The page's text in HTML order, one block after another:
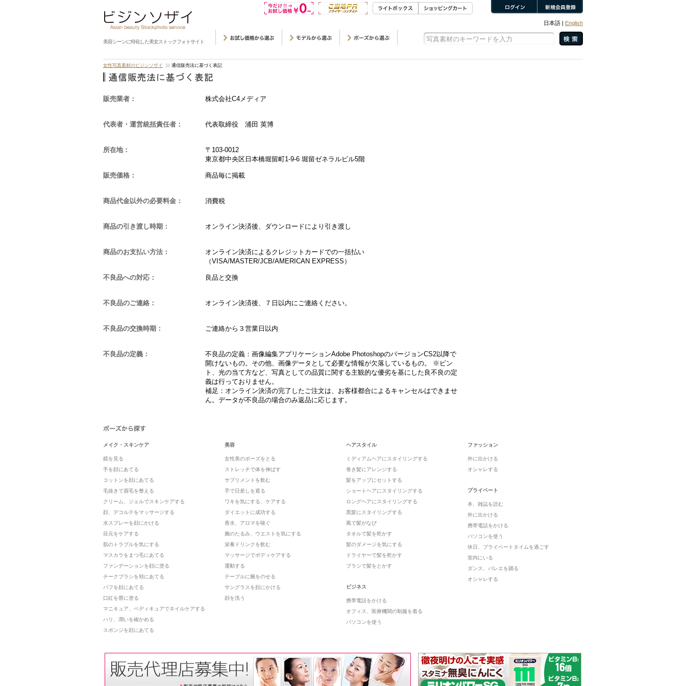
美容シーンに特化した美女ストックフォトサイト
日本語 | English
女性写真素材のビジンソザイ 通信販売法に基づく表記
販売業者： 株式会社C4メディア
代表者・運営統括責任者： 代表取締役 浦田 英博
所在地：
〒103-0012
東京都中央区日本橋堀留町1-9-6 堀留ゼネラルビル5階
販売価格： 商品毎に掲載
商品代金以外の必要料金： 消費税
商品の引き渡し時期： オンライン決済後、ダウンロードにより引き渡し
商品のお支払い方法：
オンライン決済によるクレジットカードでの一括払い
（VISA/MASTER/JCB/AMERICAN EXPRESS）
不良品への対応： 良品と交換
不良品のご連絡： オンライン決済後、７日以内にご連絡ください。
不良品の交換時期： ご連絡から３営業日以内
不良品の定義：
不良品の定義：画像編集アプリケーションAdobe PhotoshopのバージョンCS2以降で
開けないもの。その他、画像データとして必要な情報が欠落しているもの。 ※ピン
ト、光の当て方など、写真としての品質に関する主観的な優劣を基にした良不良の定
義は行っておりません。
補足：オンライン決済の完了したご注文は、お客様都合によるキャンセルはできませ
ん。データが不良品の場合のみ返品に応じます。
メイク・スキンケア
鏡を見る
手を顔にあてる
コットンを顔にあてる
毛抜きで眉毛を整える
クリーム、ジェルでスキンケアする
顔、デコルテをマッサージする
水スプレーを顔にかける
目元をケアする
肌のトラブルを気にする
マスカラをまつ毛にあてる
ファンデーションを顔に塗る
チークブラシを頬にあてる
パフを顔にあてる
口紅を唇に塗る
マニキュア、ペディキュアでネイルケアする
ハリ、潤いを確かめる
スポンジを顔にあてる
美容
女性美のポーズをとる
ストレッチで体を伸ばす
サプリメントを飲む
手で日差しを遮る
ワキを気にする、ケアする
ダイエットに成功する
香水、アロマを嗅ぐ
腕のたるみ、ウエストを気にする
栄養ドリンクを飲む
マッサージでボディケアする
運動する
テーブルに腕をのせる
サングラスを顔にかける
顔を洗う
ヘアスタイル
ミディアムヘアにスタイリングする
巻き髪にアレンジする
髪をアップにセットする
ショートヘアにスタイリングする
ロングヘアにスタイリングする
黒髪にスタイリングする
風で髪がなび
タオルで髪を乾かす
髪のダメージを気にする
ドライヤーで髪を乾かす
ブラシで髪をとかす
ビジネス
携帯電話をかける
オフィス、医療機関の制服を着る
パソコンを使う
ファッション
外に出かける
オシャレする
プライベート
本、雑誌を読む
外に出かける
携帯電話をかける
パソコンを使う
休日、プライベートタイムを過ごす
室内にいる
ダンス、バレエを踊る
オシャレする